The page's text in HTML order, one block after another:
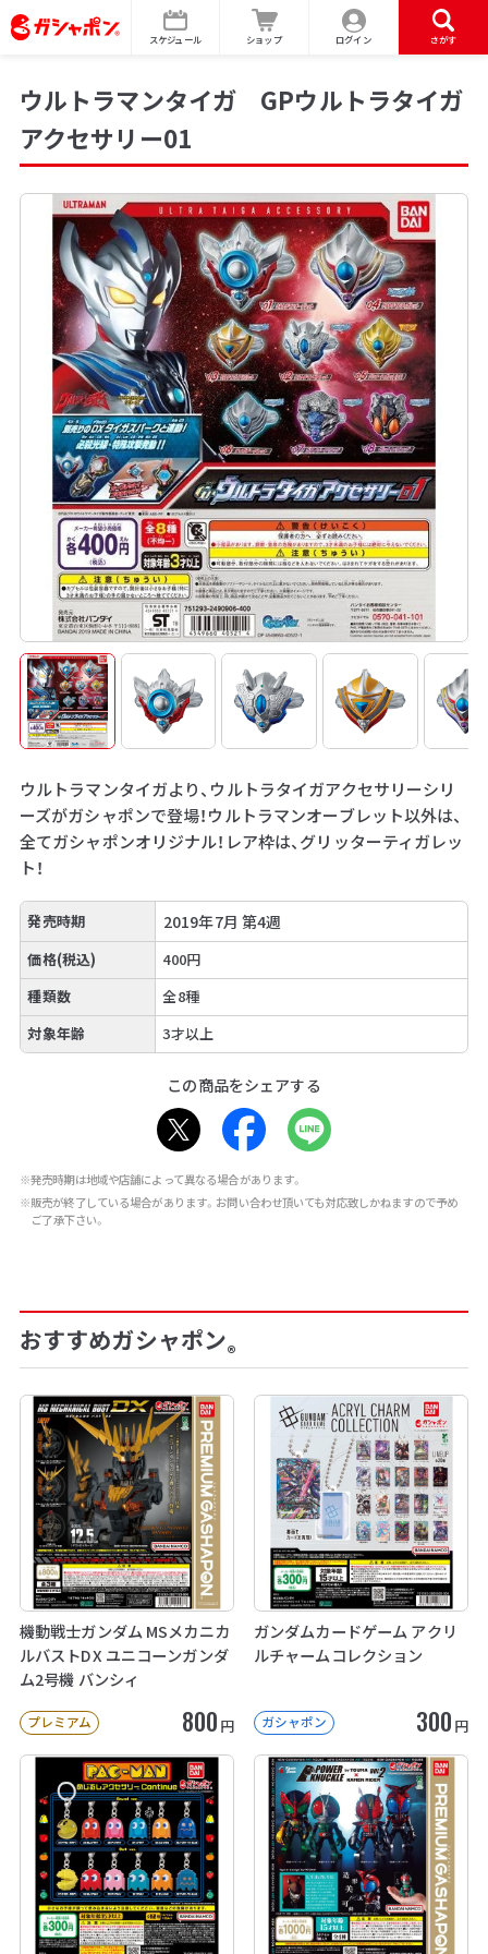
スケジュール ショップ ログイン さがす
ウルトラマンタイガ GPウルトラタイガ
アクセサリー01
ウルトラマンタイガより、ウルトラタイガアクセサリーシリ
ーズがガシャポンで登場！ウルトラマンオーブレット以外は、
全てガシャポンオリジナル！レア枠は、グリッターティガレッ
ト！
発売時期 2019年7月 第4週
価格(税込)
400円
種類数
全8種
対象年齢
3才以上
この商品をシェアする
※発売時期は地域や店舗によって異なる場合があります。
※販売が終了している場合があります。お問い合わせ頂いても対応致しかねますので予め
ご了承下さい。
おすすめガシャポン®
機動戦士ガンダム MSメカニカ
ルバストDX ユニコーンガンダ
ム2号機 バンシィ
プレミアム 800 円
ガンダムカードゲーム アクリ
ルチャームコレクション
ガシャポン 300 円